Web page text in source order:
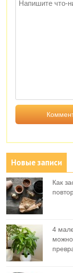
Новые записи
Как
4